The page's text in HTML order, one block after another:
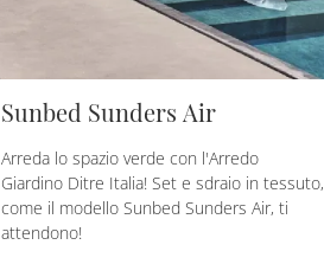
Sunbed Sunders Air
Arreda lo spazio verde con l'Arredo
Giardino Ditre Italia! Set e sdraio in tessuto,
come il modello Sunbed Sunders Air, ti
attendono!